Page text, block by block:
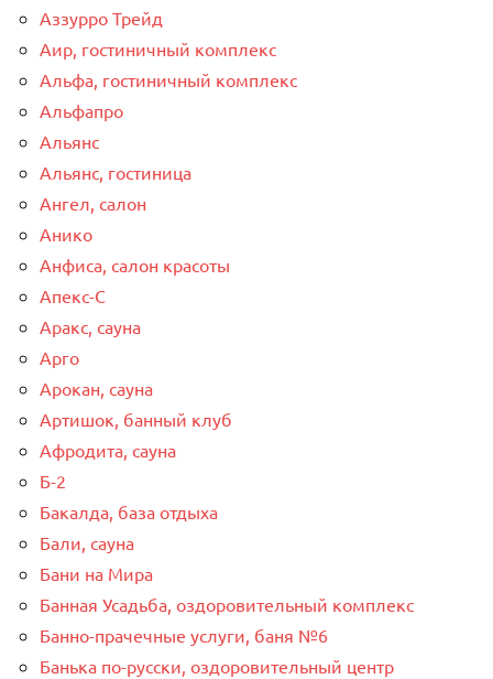
Аззурро Трейд
Аир, гостиничный комплекс
Альфа, гостиничный комплекс
Альфапро
Альянс
Альянс, гостиница
Ангел, салон
Анико
Анфиса, салон красоты
Апекс-С
Аракс, сауна
Арго
Арокан, сауна
Артишок, банный клуб
Афродита, сауна
Б-2
Бакалда, база отдыха
Бали, сауна
Бани на Мира
Банная Усадьба, оздоровительный комплекс
Банно-прачечные услуги, баня №6
Банька по-русски, оздоровительный центр